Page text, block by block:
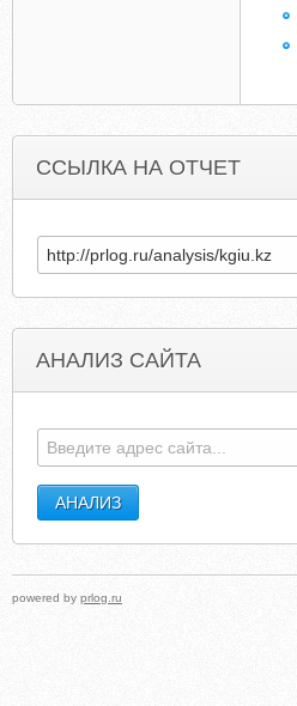
ССЫЛКА НА ОТЧЕТ
АНАЛИЗ САЙТА
powered by prlog.ru